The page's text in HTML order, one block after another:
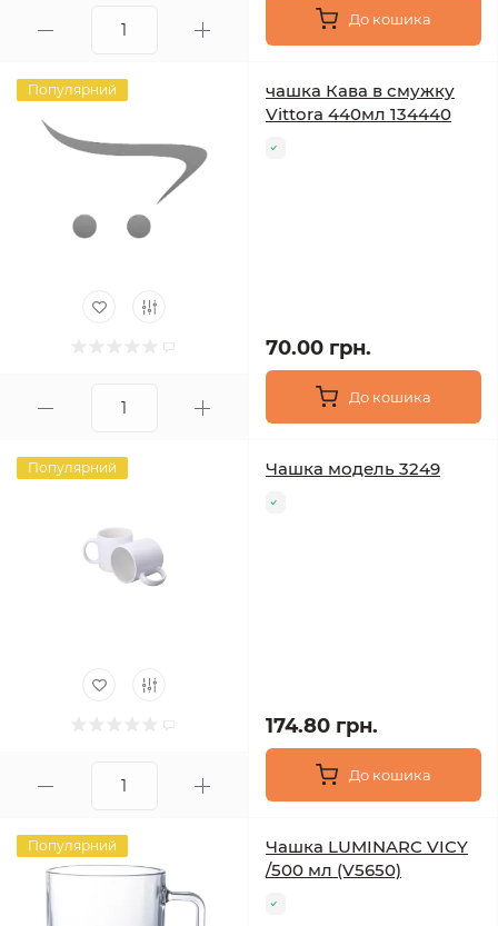
До кошика
Популярний
чашка Кава в смужку
Vittora 440мл 134440
70.00 грн.
До кошика
Популярний Чашка модель 3249
174.80 грн.
До кошика
Популярний
Чашка LUMINARC VICY
/500 мл (V5650)